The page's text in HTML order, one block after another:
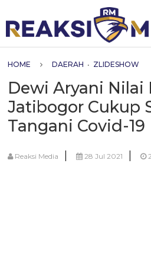
HOME DAERAH • ZLIDESHOW
Dewi Aryani Nilai
Jatibogor Cukup
Tangani Covid-19
Reaksi Media | 28 Jul 2021 |